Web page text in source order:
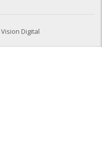
Vision Digital